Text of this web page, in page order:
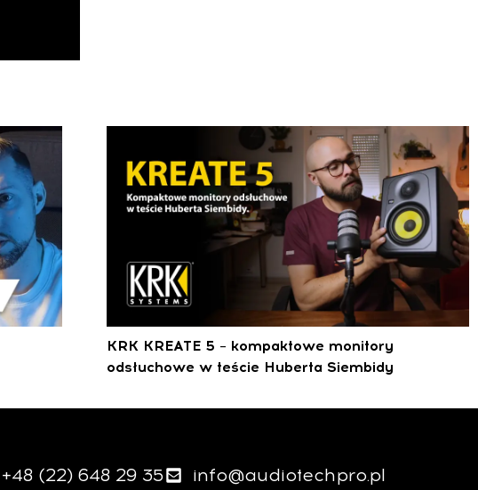
KRK KREATE 5 – kompaktowe monitory
odsłuchowe w teście Huberta Siembidy
+48 (22) 648 29 35
info@audiotechpro.pl